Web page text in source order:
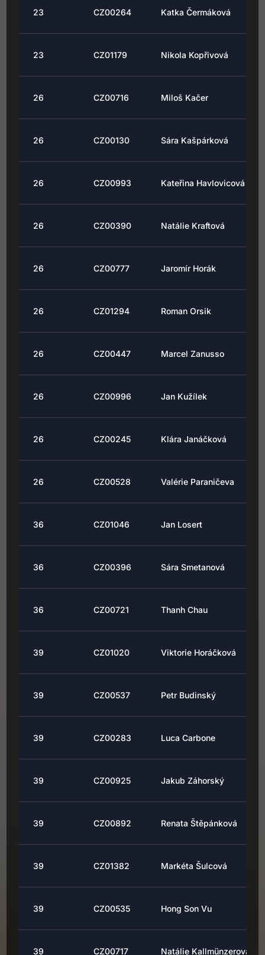
23 CZ00264 Katka Čermáková
23 CZ01179 Nikola Kopřivová
26 CZ00716 Miloš Kačer
26 CZ00130 Sára Kašpárková
26 CZ00993 Kateřina Havlovicová
26 CZ00390 Natálie Kraftová
26 CZ00777 Jaromír Horák
26 CZ01294 Roman Orsik
26 CZ00447 Marcel Zanusso
26 CZ00996 Jan Kužílek
26 CZ00245 Klára Janáčková
26 CZ00528 Valérie Paraničeva
36 CZ01046 Jan Losert
36 CZ00396 Sára Smetanová
36 CZ00721 Thanh Chau
39 CZ01020 Viktorie Horáčková
39 CZ00537 Petr Budinský
39 CZ00283 Luca Carbone
39 CZ00925 Jakub Záhorský
39 CZ00892 Renata Štěpánková
39 CZ01382 Markéta Šulcová
39 CZ00535 Hong Son Vu
39 CZ00717 Natálie Kallmünzerová